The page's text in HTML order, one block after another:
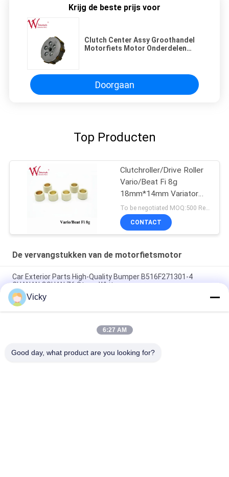
Krijg de beste prijs voor
Clutch Center Assy Groothandel
Motorfiets Motor Onderdelen
Doorgaan
Top Producten
Clutchroller/Drive Roller
Vario/Beat Fi 8g
18mm*14mm Variator
Rubber & Alloy
To be negotiated MOQ:500 Reeksen
CONTACT
De vervangstukken van de motorfietsmotor
Car Exterior Parts High-Quality Bumper B516F271301-4
CHANAN OSHAN​ Z6 Starry White
Startmotor Honda EX5 Motorfiets motor onderdelen
goedkoop groothandel met hoge prestaties
Motorfietsversteker voor CPR8EAIX-9 China Leveranciers
Vicky
6:27 AM
Good day, what product are you looking for?